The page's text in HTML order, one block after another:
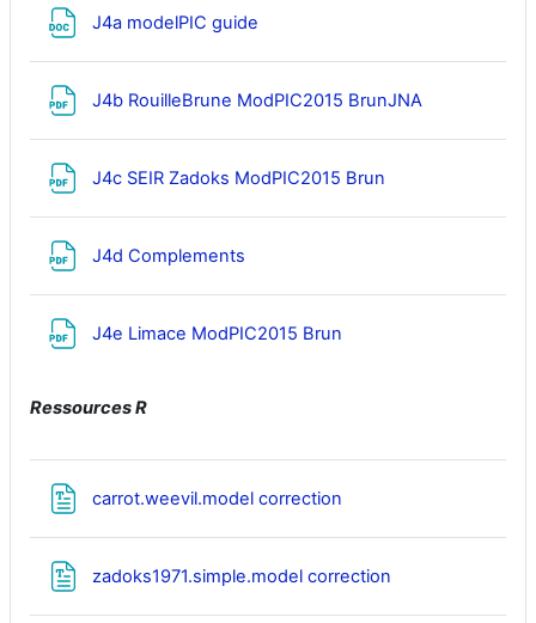
J4a modelPIC guide
J4b RouilleBrune ModPIC2015 BrunJNA
J4c SEIR Zadoks ModPIC2015 Brun
J4d Complements
J4e Limace ModPIC2015 Brun
Ressources R
carrot.weevil.model correction
zadoks1971.simple.model correction